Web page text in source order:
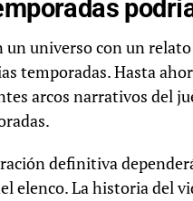
un universo con un
temporadas. Hasta
arcos narrativos del
definitiva
elenco. La historia del